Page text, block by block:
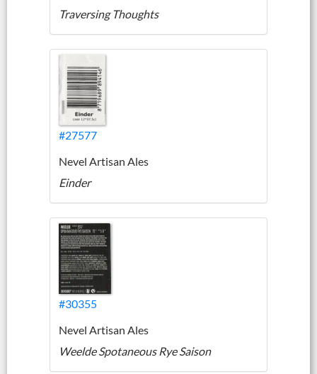
Traversing Thoughts
#27577
Nevel Artisan Ales
Einder
#30355
Nevel Artisan Ales
Weelde Spotaneous Rye Saison